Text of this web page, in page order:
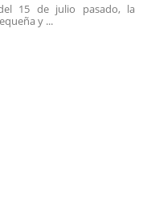
15 de julio pasado, la
y ...